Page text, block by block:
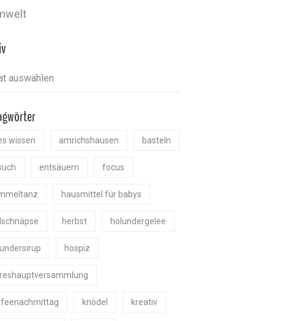
wissen amrichshausen basteln
entsäuern focus
hausmittel für babys
herbst holundergelee
hospiz
knödel kreativ